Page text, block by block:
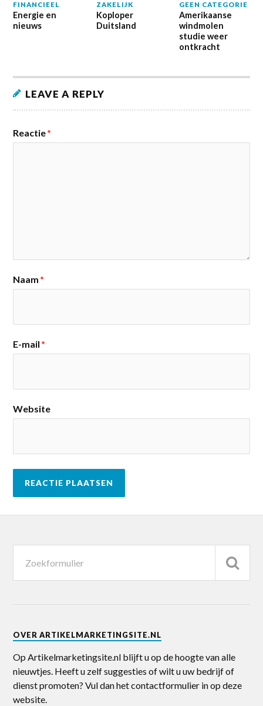
FINANCIEEL
Energie en
nieuws
ZAKELIJK
Koploper
Duitsland
GEEN CATEGORIE
Amerikaanse
windmolen
studie weer
ontkracht
LEAVE A REPLY
Reactie*
Naam *
E-mail *
Website
OVER ARTIKELMARKETINGSITE.NL
Op Artikelmarketingsite.nl blijft u op de hoogte van alle
nieuwtjes. Heeft u zelf suggesties of wilt u uw bedrijf of
dienst promoten? Vul dan het contactformulier in op deze
website.